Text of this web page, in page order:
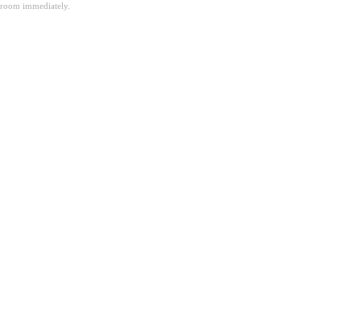
room immediately.